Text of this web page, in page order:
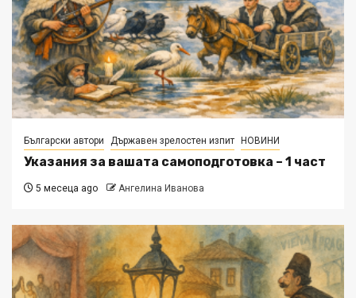
Български автори Държавен зрелостен изпит НОВИНИ
Указания за вашата самоподготовка – 1 част
5 месеца ago Ангелина Иванова